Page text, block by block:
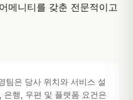
메니티를 갖춘 전문적이고
팀은 당사 위치와 서비스 설
은행, 우편 및 플랫폼 요건은